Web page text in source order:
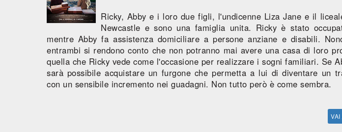
Ricky, Abby e i loro due figli, l'undicenne Liza Jane e il
Newcastle e sono una famiglia unita. Ricky è stato
mentre Abby fa assistenza domiciliare a persone anziane e disabili.
entrambi si rendono conto che non potranno mai avere una casa di loro
quella che Ricky vede come l'occasione per realizzare i sogni familiari. Se
sarà possibile acquistare un furgone che permetta a lui di diventare un
con un sensibile incremento nei guadagni. Non tutto però è come sembra.